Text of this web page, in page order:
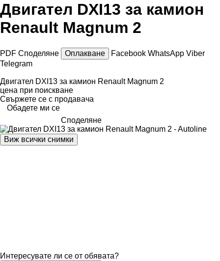
Двигател DXI13 за камион
Renault Magnum 2
PDF Споделяне Оплакване Facebook WhatsApp Viber
Telegram
Двигател DXI13 за камион Renault Magnum 2
цена при поискване
Свържете се с продавача
Обадете ми се
Споделяне
Виж всички снимки
Интересувате ли се от обявата?